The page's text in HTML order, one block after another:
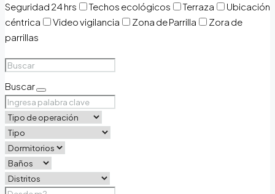
Seguridad 24 hrs
Techos ecológicos Terraza
Ubicación
céntrica
Video vigilancia Zona de Parrilla
Zora de
parrillas
Buscar